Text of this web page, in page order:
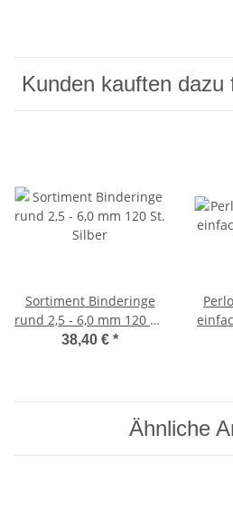
Kunden kauften dazu
Sortiment Binderinge
rund 2,5 - 6,0 mm 120 St.
Silber
38,40 € *
Ähnliche